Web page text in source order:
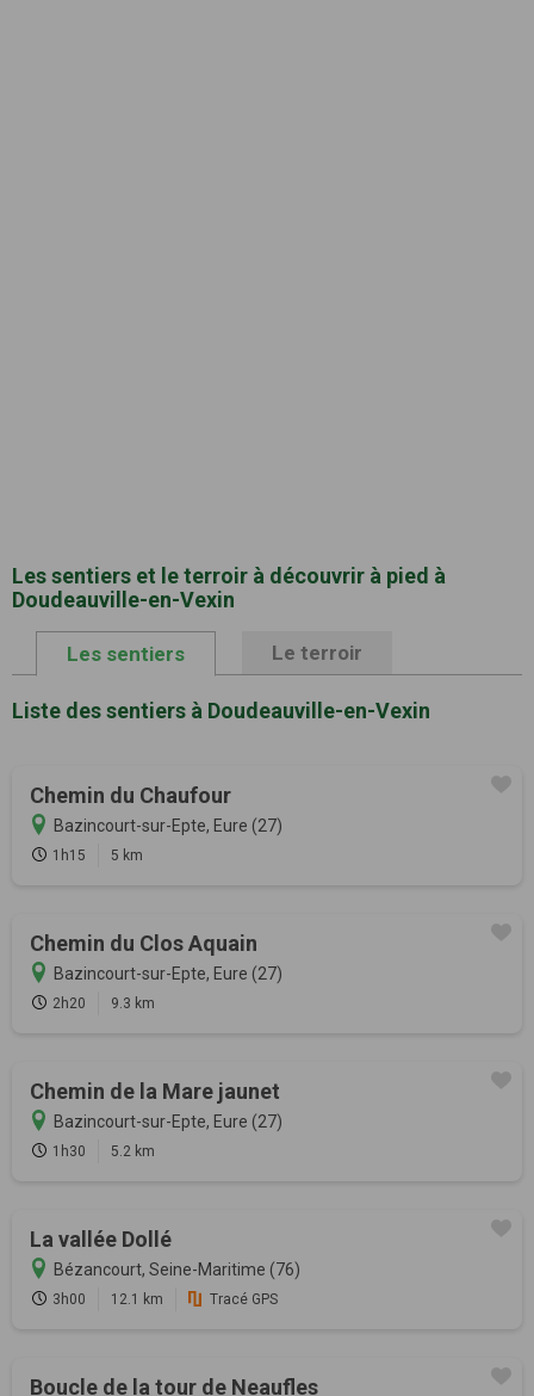
Les sentiers et le terroir à découvrir à pied à
Doudeauville-en-Vexin
Les sentiers Le terroir
Liste des sentiers à Doudeauville-en-Vexin
Chemin du Chaufour
Bazincourt-sur-Epte, Eure (27)
1h15 5 km
Chemin du Clos Aquain
Bazincourt-sur-Epte, Eure (27)
2h20 9.3 km
Chemin de la Mare jaunet
Bazincourt-sur-Epte, Eure (27)
1h30 5.2 km
La vallée Dollé
Bézancourt, Seine-Maritime (76)
3h00 12.1 km Tracé GPS
Boucle de la tour de Neaufles